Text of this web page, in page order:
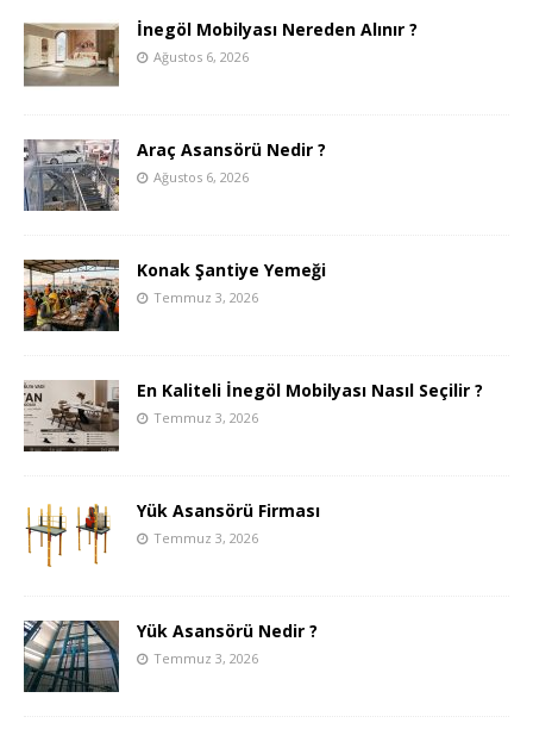
İnegöl Mobilyası Nereden Alınır ?
Ağustos 6, 2026
Araç Asansörü Nedir ?
Ağustos 6, 2026
Konak Şantiye Yemeği
Temmuz 3, 2026
En Kaliteli İnegöl Mobilyası Nasıl Seçilir ?
Temmuz 3, 2026
Yük Asansörü Firması
Temmuz 3, 2026
Yük Asansörü Nedir ?
Temmuz 3, 2026